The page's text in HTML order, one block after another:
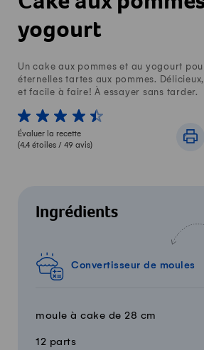
yogourt
Un cake aux pommes et au yogourt
éternelles tartes aux pommes.
et facile à faire! À essayer sans tarder.
1 von 5 étoiles
2 von 5 étoiles
3 von 5 étoiles
4 von 5 étoiles
5 von 5 étoiles
Évaluer la recette
(4.4 étoiles / 49 avis)
Ingrédients
Convertisseur de moules
moule à cake de 28 cm
12 parts